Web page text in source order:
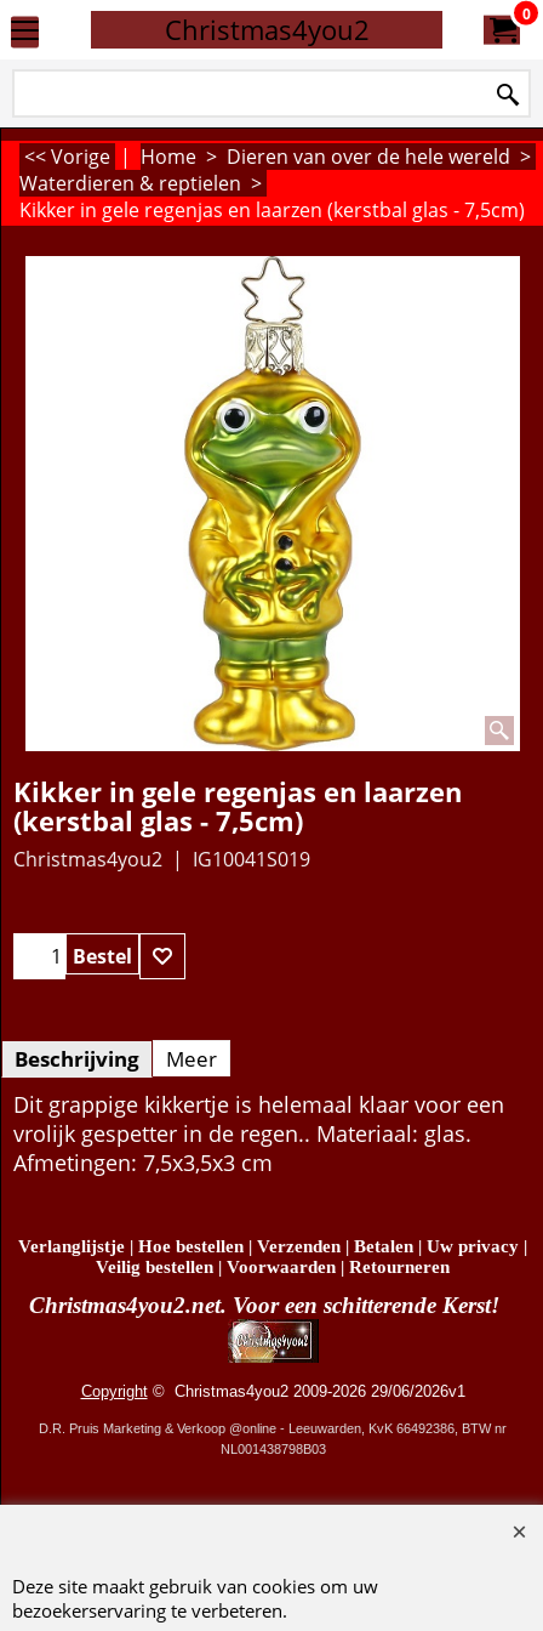
Christmas4you2 0
<< Vorige | Home > Dieren van over de hele wereld >
Waterdieren & reptielen >
Kikker in gele regenjas en laarzen (kerstbal glas - 7,5cm)
Kikker in gele regenjas en laarzen
(kerstbal glas - 7,5cm)
Christmas4you2 IG10041S019
Bestel
Beschrijving Meer
Dit grappige kikkertje is helemaal klaar voor een
vrolijk gespetter in de regen.. Materiaal: glas.
Afmetingen: 7,5x3,5x3 cm
Verlanglijstje | Hoe bestellen | Verzenden | Betalen | Uw privacy |
Veilig bestellen | Voorwaarden | Retourneren
Christmas4you2.net. Voor een schitterende Kerst!
Copyright© Christmas4you2 2009-2026 29/06/2026v1
D.R. Pruis Marketing & Verkoop @online - Leeuwarden, KvK 66492386, BTW nr
NL001438798B03
Deze site maakt gebruik van cookies om uw
bezoekerservaring te verbeteren.